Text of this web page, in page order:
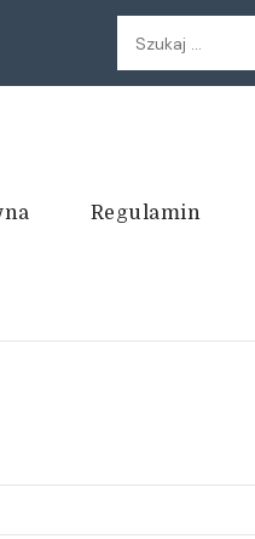
Szukaj:
Regulamin